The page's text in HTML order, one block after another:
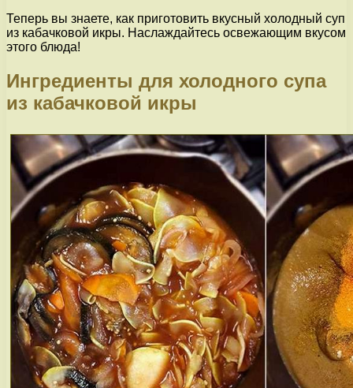
Теперь вы знаете, как приготовить вкусный холодный суп
из кабачковой икры. Наслаждайтесь освежающим вкусом
этого блюда!
Ингредиенты для холодного супа
из кабачковой икры